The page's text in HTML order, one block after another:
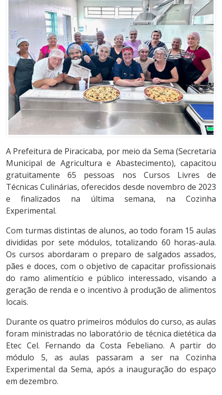
A Prefeitura de Piracicaba, por meio da Sema (Secretaria
Municipal de Agricultura e Abastecimento), capacitou
gratuitamente 65 pessoas nos Cursos Livres de
Técnicas Culinárias, oferecidos desde novembro de 2023
e finalizados na última semana, na Cozinha
Experimental.
Com turmas distintas de alunos, ao todo foram 15 aulas
divididas por sete módulos, totalizando 60 horas-aula.
Os cursos abordaram o preparo de salgados assados,
pães e doces, com o objetivo de capacitar profissionais
do ramo alimentício e público interessado, visando a
geração de renda e o incentivo à produção de alimentos
locais.
Durante os quatro primeiros módulos do curso, as aulas
foram ministradas no laboratório de técnica dietética da
Etec Cel. Fernando da Costa Febeliano. A partir do
módulo 5, as aulas passaram a ser na Cozinha
Experimental da Sema, após a inauguração do espaço
em dezembro.